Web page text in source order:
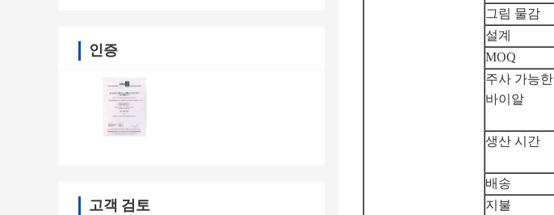
인증
고객 검토
그림 물감
설계
MOQ
주사 가능한
바이알
생산 시간
배송
지불